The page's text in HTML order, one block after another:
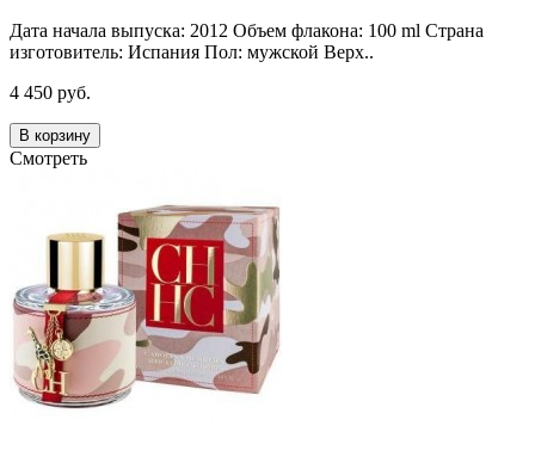
Дата начала выпуска: 2012 Объем флакона: 100 ml Страна
изготовитель: Испания Пол: мужской Верх..
4 450 руб.
В корзину
Смотреть